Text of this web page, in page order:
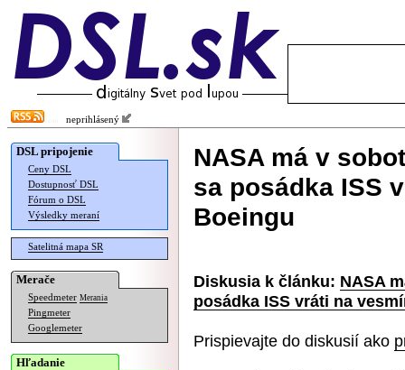
neprihlásený
DSL pripojenie
Ceny DSL
Dostupnosť DSL
Fórum o DSL
Výsledky meraní
Satelitná mapa SR
Merače
Speedmeter Merania
Pingmeter
Googlemeter
Hľadanie
NASA má v
sa posádka ISS
Boeingu
Diskusia k článku: NASA
posádka ISS vráti na
Prispievajte do diskusií ako